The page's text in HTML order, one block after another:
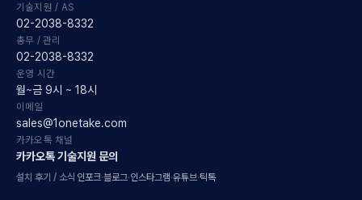
기술지원 / AS
02-2038-8332
총무 / 관리
02-2038-8332
운영 시간
월~금 9시 ~ 18시
이메일
sales@1onetake.com
카카오톡 채널
카카오톡 기술지원 문의
설치 후기 / 소식 인포크·블로그·인스타그램·유튜브·틱톡